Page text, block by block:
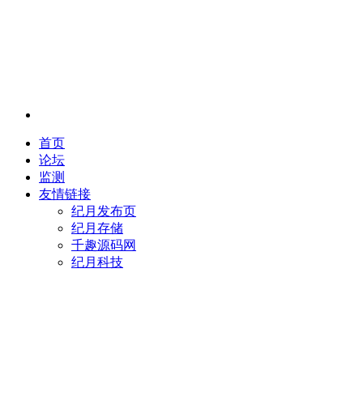
首页
论坛
监测
友情链接
纪月发布页
纪月存储
千趣源码网
纪月科技